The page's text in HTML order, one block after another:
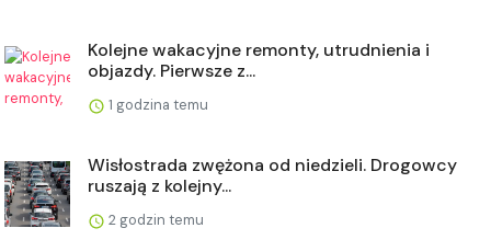
Kolejne wakacyjne remonty, utrudnienia i
objazdy. Pierwsze z...
1 godzina temu
Wisłostrada zwężona od niedzieli. Drogowcy
ruszają z kolejny...
2 godzin temu